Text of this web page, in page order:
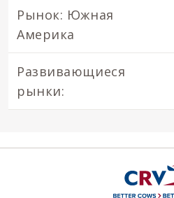
Рынок: Южная
Америка
Развивающиеся
рынки: